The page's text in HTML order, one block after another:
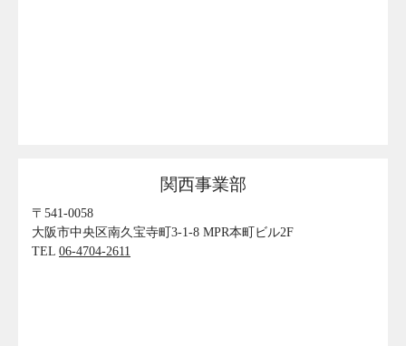
関西事業部
〒541-0058
大阪市中央区南久宝寺町3-1-8 MPR本町ビル2F
TEL 06-4704-2611